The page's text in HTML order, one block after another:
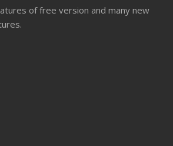
of free version and many new